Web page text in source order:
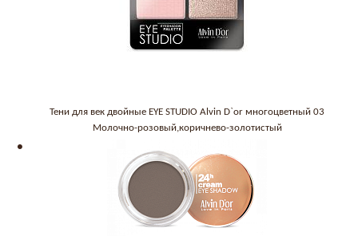
Тени для век двойные EYE STUDIO Alvin D`or многоцветный 03
Молочно-розовый,коричнево-золотистый